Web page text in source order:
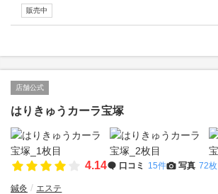
販売中
店舗公式
はりきゅうカーラ宝塚
4.14 口コミ 15件 写真 72枚
鍼灸 エステ